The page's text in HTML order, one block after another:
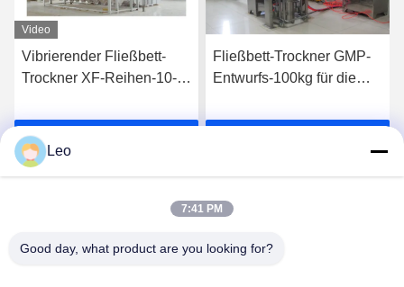
Video
Vibrierender Fließbett-
Trockner XF-Reihen-10-
Acid
Fließbett-Trockner GMP-
Entwurfs-100kg für die
Körnchens
Leo
7:41 PM
Good day, what product are you looking for?